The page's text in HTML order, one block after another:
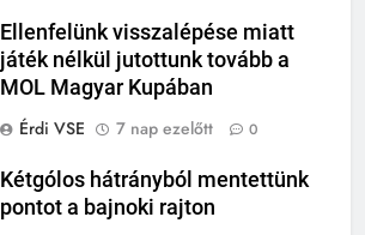
Ellenfelünk visszalépése miatt
játék nélkül jutottunk tovább a
MOL Magyar Kupában
Érdi VSE
7 nap ezelőtt 0
Kétgólos hátrányból mentettünk
pontot a bajnoki rajton